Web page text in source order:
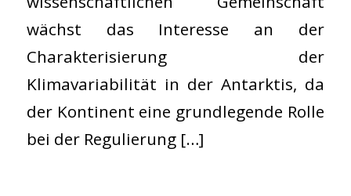
wächst das Interesse an der
Charakterisierung der
Klimavariabilität in der Antarktis, da
der Kontinent eine grundlegende Rolle
bei der Regulierung […]